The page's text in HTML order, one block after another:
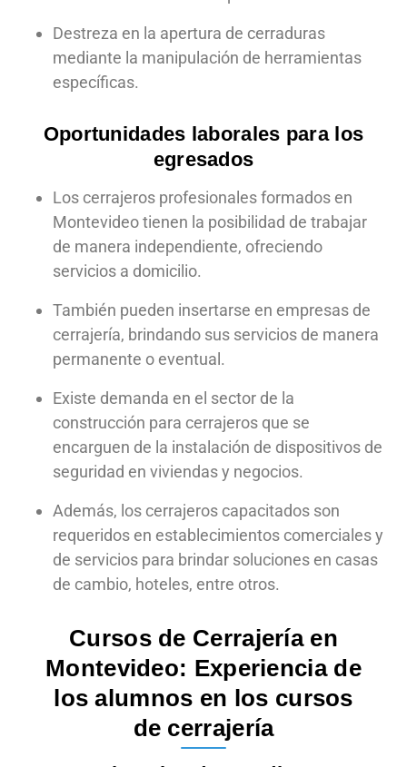
Destreza en la apertura de cerraduras
mediante la manipulación de herramientas
específicas.
Oportunidades laborales para los
egresados
Los cerrajeros profesionales formados en
Montevideo tienen la posibilidad de trabajar
de manera independiente, ofreciendo
servicios a domicilio.
También pueden insertarse en empresas de
cerrajería, brindando sus servicios de manera
permanente o eventual.
Existe demanda en el sector de la
construcción para cerrajeros que se
encarguen de la instalación de dispositivos de
seguridad en viviendas y negocios.
Además, los cerrajeros capacitados son
requeridos en establecimientos comerciales y
de servicios para brindar soluciones en casas
de cambio, hoteles, entre otros.
Cursos de Cerrajería en
Montevideo: Experiencia de
los alumnos en los cursos
de cerrajería